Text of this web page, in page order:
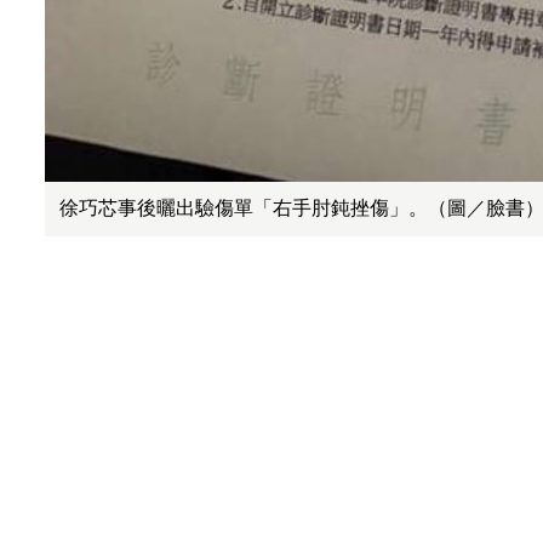
徐巧芯事後曬出驗傷單「右手肘鈍挫傷」。（圖／臉書）